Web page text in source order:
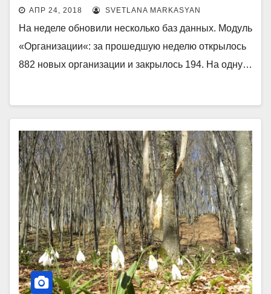
АПР 24, 2018 SVETLANA MARKASYAN
На неделе обновили несколько баз данных. Модуль
«Организации«: за прошедшую неделю открылось
882 новых организации и закрылось 194. На одну…